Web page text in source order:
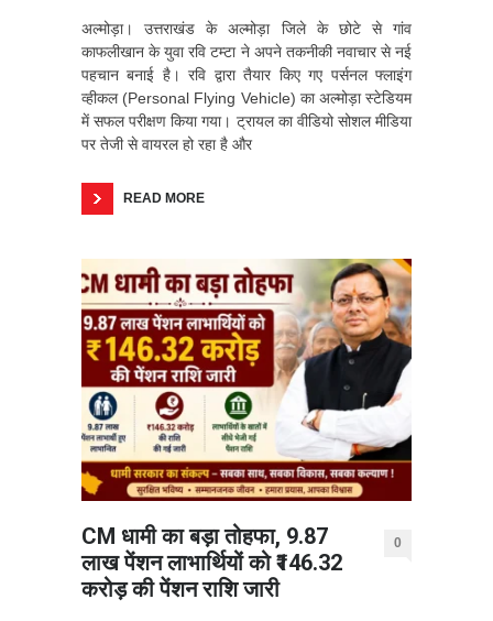
अल्मोड़ा। उत्तराखंड के अल्मोड़ा जिले के छोटे से गांव
काफलीखान के युवा रवि टम्टा ने अपने तकनीकी नवाचार से नई
पहचान बनाई है। रवि द्वारा तैयार किए गए पर्सनल फ्लाइंग
व्हीकल (Personal Flying Vehicle) का अल्मोड़ा स्टेडियम
में सफल परीक्षण किया गया। ट्रायल का वीडियो सोशल मीडिया
पर तेजी से वायरल हो रहा है और
READ MORE
CM धामी का बड़ा तोहफा, 9.87
लाख पेंशन लाभार्थियों को ₹146.32
करोड़ की पेंशन राशि जारी
0